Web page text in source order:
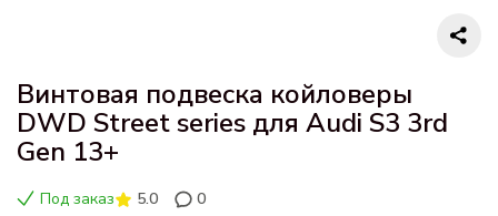
Винтовая подвеска койловеры
DWD Street series для Audi S3 3rd
Gen 13+
Под заказ 5.0 0